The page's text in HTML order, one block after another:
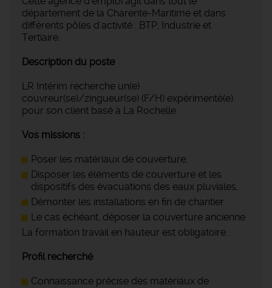
département de la Charente-Maritime et dans
différents pôles d'activité : BTP, Industrie et
Tertiaire.
Description du poste
LR Intérim recherche un(e)
couvreur(se)/zingueur(se) (F/H) expérimenté(e)
pour son client basé à La Rochelle.
Vos missions :
Poser les matériaux de couverture,
Disposer les éléments de couverture et les
dispositifs des évacuations des eaux pluviales,
Démonter les installations en fin de chantier
Le cas échéant, déposer la couverture ancienne
La formation travail en hauteur est obligatoire.
Profil recherché
Connaissance précise des matériaux de